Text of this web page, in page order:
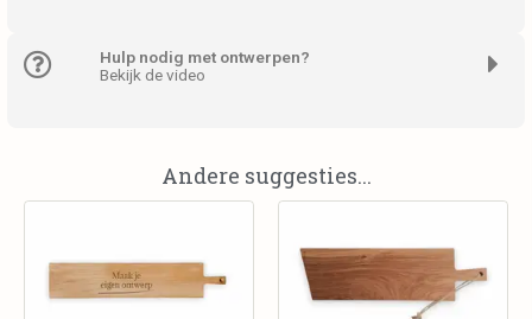
Hulp nodig met ontwerpen?
Bekijk de video
Andere suggesties...